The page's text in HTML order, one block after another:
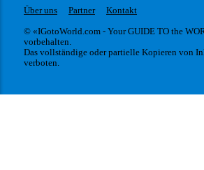
Über uns Partner
Kontakt
© «IGotoWorld.com - Your GUIDE TO the
vorbehalten.
Das vollständige oder partielle Kopieren von
verboten.